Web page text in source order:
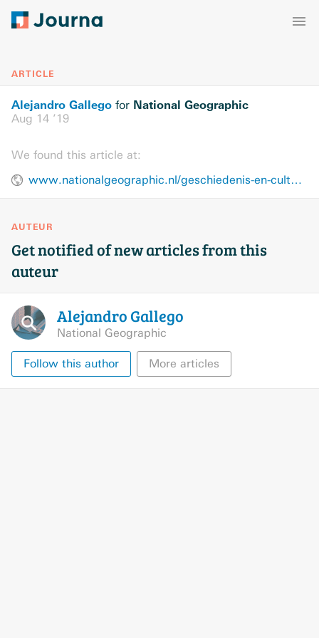
ARTICLE
Alejandro Gallego for National Geographic
Aug 14 ’19
We found this article at:
www.nationalgeographic.nl/geschiedenis-en-cultuur/2019/08/gonur-tepe-verloren-stad-uit-de-bronstijd
AUTEUR
Get notified of new articles from this
auteur
AlejandroGallego
National Geographic
Follow this author More articles